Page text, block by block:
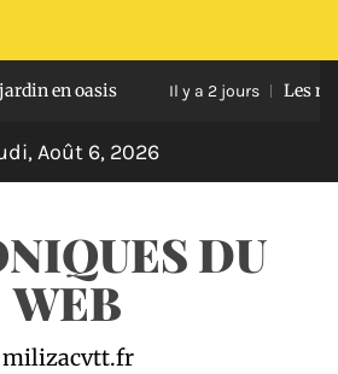
Il y a 2 jours Les meilleurs
Août 6, 2026
DU
WEB
milizacvtt.fr